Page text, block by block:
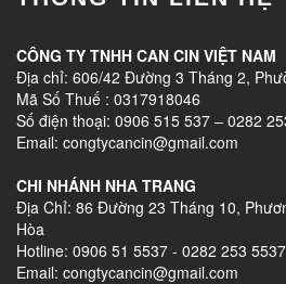
CÔNG TY TNHH CAN CIN VIỆT NAM
Địa chỉ: 606/42 Đường 3 Tháng 2,
Mã Số Thuế : 0317918046
Số điện thoại: 0906 515 537 – 0282
Email: congtycancin@gmail.com
CHI NHÁNH NHA TRANG
Địa Chỉ: 86 Đường 23 Tháng 10,
Hòa
Hotline: 0906 51 5537 - 0282 253 5537
Email: congtycancin@gmail.com